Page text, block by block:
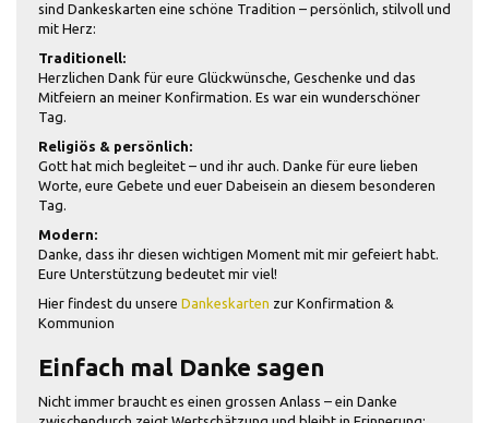
sind Dankeskarten eine schöne Tradition – persönlich, stilvoll und
mit Herz:
Traditionell:
Herzlichen Dank für eure Glückwünsche, Geschenke und das
Mitfeiern an meiner Konfirmation. Es war ein wunderschöner
Tag.
Religiös & persönlich:
Gott hat mich begleitet – und ihr auch. Danke für eure lieben
Worte, eure Gebete und euer Dabeisein an diesem besonderen
Tag.
Modern:
Danke, dass ihr diesen wichtigen Moment mit mir gefeiert habt.
Eure Unterstützung bedeutet mir viel!
Hier findest du unsere Dankeskarten zur Konfirmation &
Kommunion
Einfach mal Danke sagen
Nicht immer braucht es einen grossen Anlass – ein Danke